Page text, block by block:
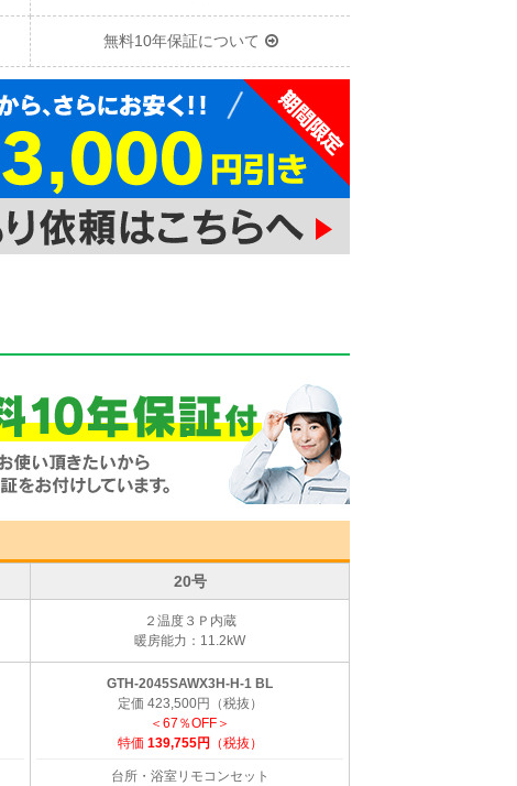
無料10年保証について
20号
２温度３Ｐ内蔵
暖房能力：11.2kW
GTH-2045SAWX3H-H-1 BL
定価 423,500円（税抜）
＜67％OFF＞
特価 139,755円 （税抜）
台所・浴室リモコンセット